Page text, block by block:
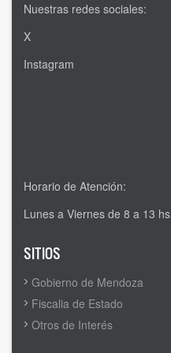
Nuestras redes sociales:
X
Instagram
Horario de Atención:
Lunes a Viernes de 8 a 13 hs
SITIOS
Gobierno de Mendoza
Fiscalia de Estado
Otros de Interés